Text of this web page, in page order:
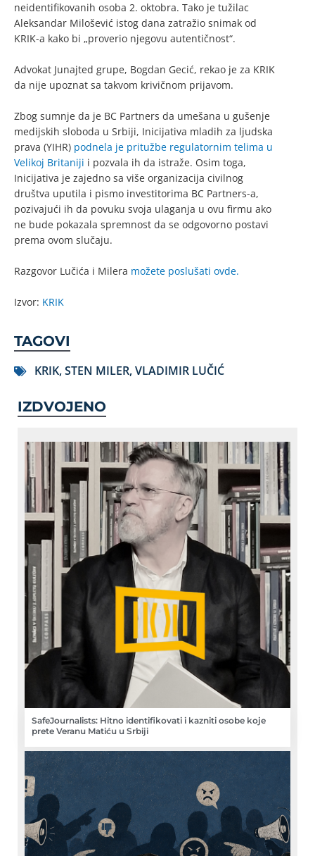
neidentifikovanih osoba 2. oktobra. Tako je tužilac
Aleksandar Milošević istog dana zatražio snimak od
KRIK-a kako bi „proverio njegovu autentičnost“.
Advokat Junajted grupe, Bogdan Gecić, rekao je za KRIK
da nije upoznat sa takvom krivičnom prijavom.
Zbog sumnje da je BC Partners da umešana u gušenje
medijskih sloboda u Srbiji, Inicijativa mladih za ljudska
prava (YIHR) podnela je pritužbe regulatornim telima u
Velikoj Britaniji i pozvala ih da istraže. Osim toga,
Inicijativa je zajedno sa više organizacija civilnog
društva uputila i pismo investitorima BC Partners-a,
pozivajući ih da povuku svoja ulaganja u ovu firmu ako
ne bude pokazala spremnost da se odgovorno postavi
prema ovom slučaju.
Razgovor Lučića i Milera možete poslušati ovde.
Izvor: KRIK
TAGOVI
KRIK,STEN MILER,VLADIMIR LUČIĆ
IZDVOJENO
SafeJournalists: Hitno identifikovati i kazniti osobe koje
prete Veranu Matiću u Srbiji